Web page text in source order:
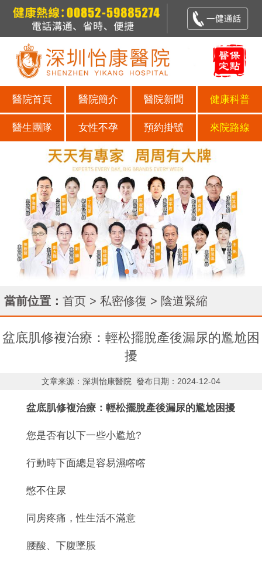
醫院首頁 醫院簡介 醫院新聞 健康科普
醫生團隊 女性不孕 預約掛號 來院路線
當前位置： 首页 > 私密修復 > 陰道緊縮
盆底肌修複治療：輕松擺脫產後漏尿的尷尬困
擾
文章来源：深圳怡康醫院 發布日期：2024-12-04
盆底肌修複治療：輕松擺脫產後漏尿的尷尬困擾
您是否有以下一些小尷尬?
行動時下面總是容易濕㗳㗳
憋不住尿
同房疼痛，性生活不滿意
腰酸、下腹墜脹